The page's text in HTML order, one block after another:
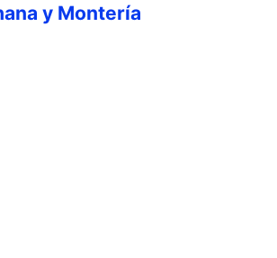
y Montería